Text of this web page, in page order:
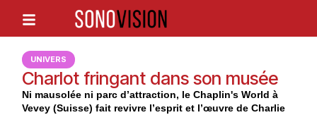
UNIVERS
Charlot fringant dans son musée
Ni mausolée ni parc d’attraction, le Chaplin's World à
Vevey (Suisse) fait revivre l’esprit et l’œuvre de Charlie